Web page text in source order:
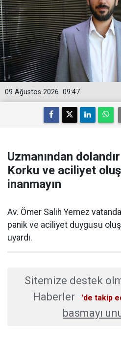
09:47
09 Ağustos 2026
Uzmanından
Korku ve aciliyet
inanmayın
Av. Ömer Salih Yemez
panik ve aciliyet duygusu
uyardı.
Sitemize destek
Haberler
'de takip
basmayı